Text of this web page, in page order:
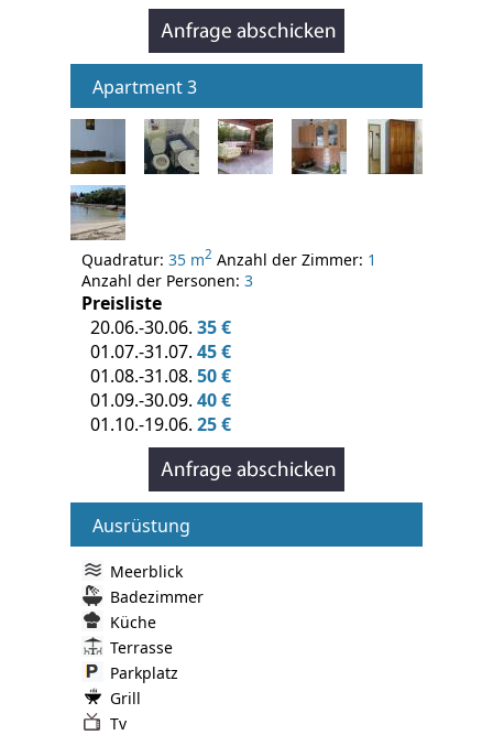
Apartment 3
Quadratur: 35 m2 Anzahl der Zimmer: 1
Anzahl der Personen: 3
Preisliste
20.06.-30.06. 35 €
01.07.-31.07. 45 €
01.08.-31.08. 50 €
01.09.-30.09. 40 €
01.10.-19.06. 25 €
Ausrüstung
Meerblick
Badezimmer
Küche
Terrasse
Parkplatz
Grill
Tv